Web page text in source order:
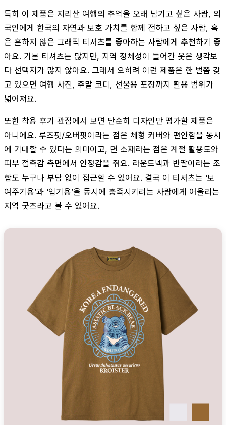
특히 이 제품은 지리산 여행의 추억을 오래 남기고 싶은 사람, 외
국인에게 한국의 자연과 보호 가치를 함께 전하고 싶은 사람, 혹
은 흔하지 않은 그래픽 티셔츠를 좋아하는 사람에게 추천하기 좋
아요. 기본 티셔츠는 많지만, 지역 정체성이 들어간 옷은 생각보
다 선택지가 많지 않아요. 그래서 오히려 이런 제품은 한 벌쯤 갖
고 있으면 여행 사진, 주말 코디, 선물용 포장까지 활용 범위가
넓어져요.
또한 착용 후기 관점에서 보면 단순히 디자인만 평가할 제품은
아니에요. 루즈핏/오버핏이라는 점은 체형 커버와 편안함을 동시
에 기대할 수 있다는 의미이고, 면 소재라는 점은 계절 활용도와
피부 접촉감 측면에서 안정감을 줘요. 라운드넥과 반팔이라는 조
합도 누구나 부담 없이 접근할 수 있어요. 결국 이 티셔츠는 ‘보
여주기용’과 ‘입기용’을 동시에 충족시키려는 사람에게 어울리는
지역 굿즈라고 볼 수 있어요.